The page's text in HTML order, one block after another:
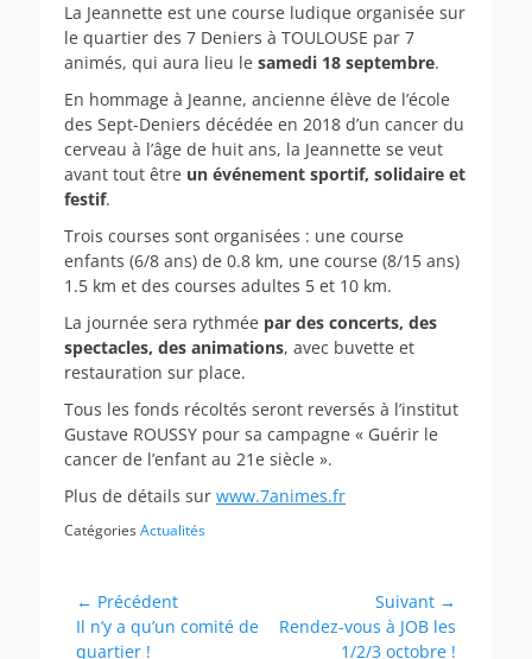
La Jeannette est une course ludique organisée sur
le quartier des 7 Deniers à TOULOUSE par 7
animés, qui aura lieu le samedi 18 septembre.
En hommage à Jeanne, ancienne élève de l’école
des Sept-Deniers décédée en 2018 d’un cancer du
cerveau à l’âge de huit ans, la Jeannette se veut
avant tout être un événement sportif, solidaire et
festif.
Trois courses sont organisées : une course
enfants (6/8 ans) de 0.8 km, une course (8/15 ans)
1.5 km et des courses adultes 5 et 10 km.
La journée sera rythmée par des concerts, des
spectacles, des animations, avec buvette et
restauration sur place.
Tous les fonds récoltés seront reversés à l’institut
Gustave ROUSSY pour sa campagne « Guérir le
cancer de l’enfant au 21e siècle ».
Plus de détails sur www.7animes.fr
CatégoriesActualités
Navigation
de
← Précédent
Article
précédent :
Il n’y a qu’un comité de
quartier !
Suivant →
Article
Rendez-vous à JOB les
1/2/3 octobre !